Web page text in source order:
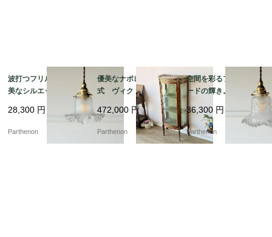
波打つフリルが描く優
美なシルエット。繊細
するフロストガラス・
ペンダントランプ【ls2
28,300 円
Parthenon
優美なナポレオン3世様
式 ヴィクトリア時代
の空気を今に伝えるデ
ィスプレイキャビネッ
ト【9526】
472,000 円
Parthenon
空間を彩るフリルシェ
ードの輝き。優美なガ
ーランド装飾が浮かび
上がるフロストガラ
ス・ペンダントランプ
【ls216-4】
36,300 円
Parthenon